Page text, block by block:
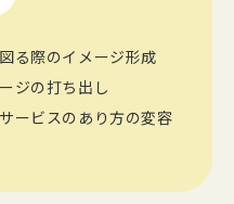
る際のイメージ形成
ジの打ち出し
ービスのあり方の変容